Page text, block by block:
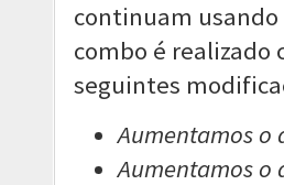
continuam
combo é realizado
seguintes
Aumentamos o
Aumentamos o